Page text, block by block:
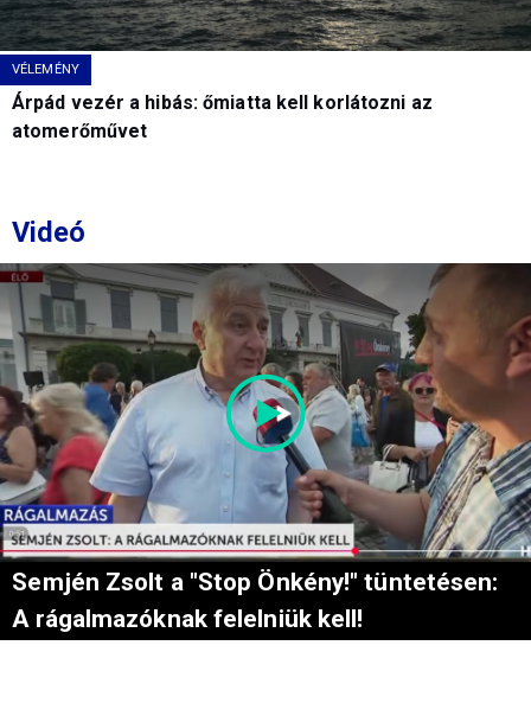
VÉLEMÉNY
Árpád vezér a hibás: őmiatta kell korlátozni az
atomerőművet
Videó
Semjén Zsolt a "Stop Önkény!" tüntetésen:
A rágalmazóknak felelniük kell!